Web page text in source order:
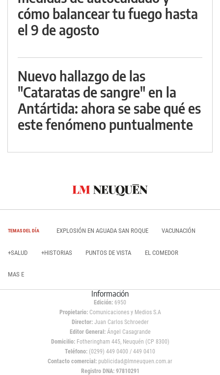
cómo balancear tu fuego hasta
el 9 de agosto
Nuevo hallazgo de las
"Cataratas de sangre" en la
Antártida: ahora se sabe qué es
este fenómeno puntualmente
TEMAS DEL DÍA EXPLOSIÓN EN AGUADA SAN ROQUE VACUNACIÓN
+SALUD +HISTORIAS PUNTOS DE VISTA EL COMEDOR
MAS E
Información
Edición: 6950
Propietario:Comunicaciones y Medios S.A
Director: Juan Carlos Schroeder
Editor General:Ángel Casagrande
Domicilio:Fotheringham 445, Neuquén (CP 8300)
Teléfono: (0299) 449 0400 / 449 0410
Contacto comercial: publicidad@lmneuquen.com.ar
Registro DNA: 97810291